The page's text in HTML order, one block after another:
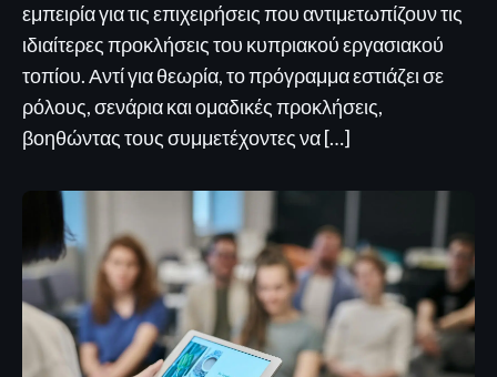
εμπειρία για τις επιχειρήσεις που αντιμετωπίζουν τις
ιδιαίτερες προκλήσεις του κυπριακού εργασιακού
τοπίου. Αντί για θεωρία, το πρόγραμμα εστιάζει σε
ρόλους, σενάρια και ομαδικές προκλήσεις,
βοηθώντας τους συμμετέχοντες να […]